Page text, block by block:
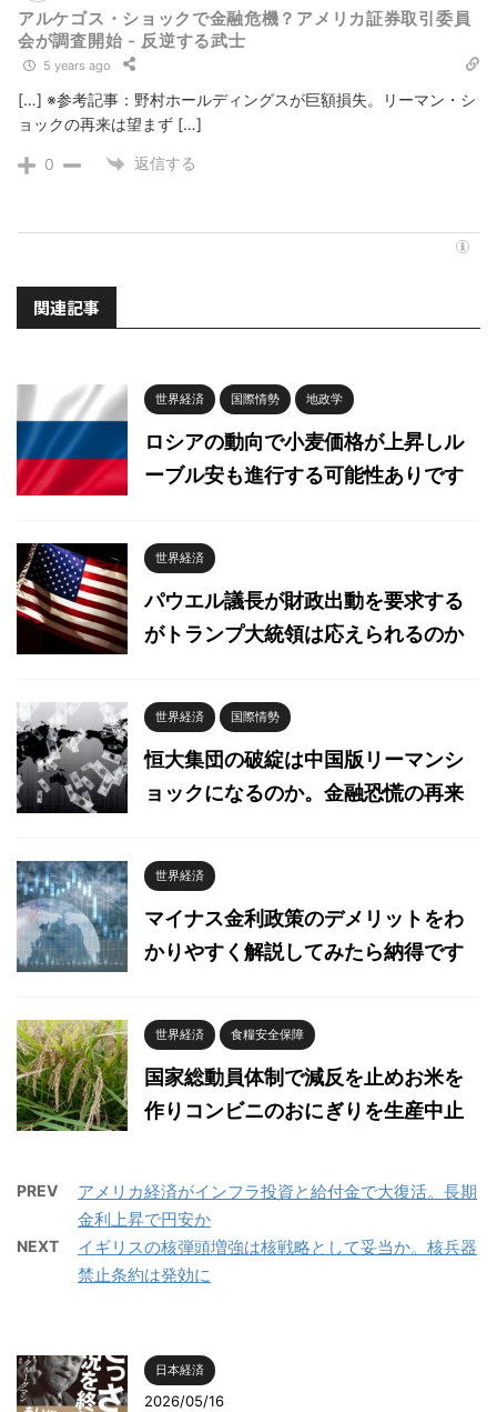
アルケゴス・ショックで金融危機？アメリカ証券取引委員
会が調査開始 - 反逆する武士
5 years ago
[…] ※参考記事：野村ホールディングスが巨額損失。リーマン・シ
ョックの再来は望まず […]
0 返信する
関連記事
世界経済 国際情勢 地政学
ロシアの動向で小麦価格が上昇しル
ーブル安も進行する可能性ありです
世界経済
パウエル議長が財政出動を要求する
がトランプ大統領は応えられるのか
世界経済 国際情勢
恒大集団の破綻は中国版リーマンシ
ョックになるのか。金融恐慌の再来
世界経済
マイナス金利政策のデメリットをわ
かりやすく解説してみたら納得です
世界経済 食糧安全保障
国家総動員体制で減反を止めお米を
作りコンビニのおにぎりを生産中止
PREV
アメリカ経済がインフラ投資と給付金で大復活。長期
金利上昇で円安か
NEXT
イギリスの核弾頭増強は核戦略として妥当か。核兵器
禁止条約は発効に
日本経済
2026/05/16